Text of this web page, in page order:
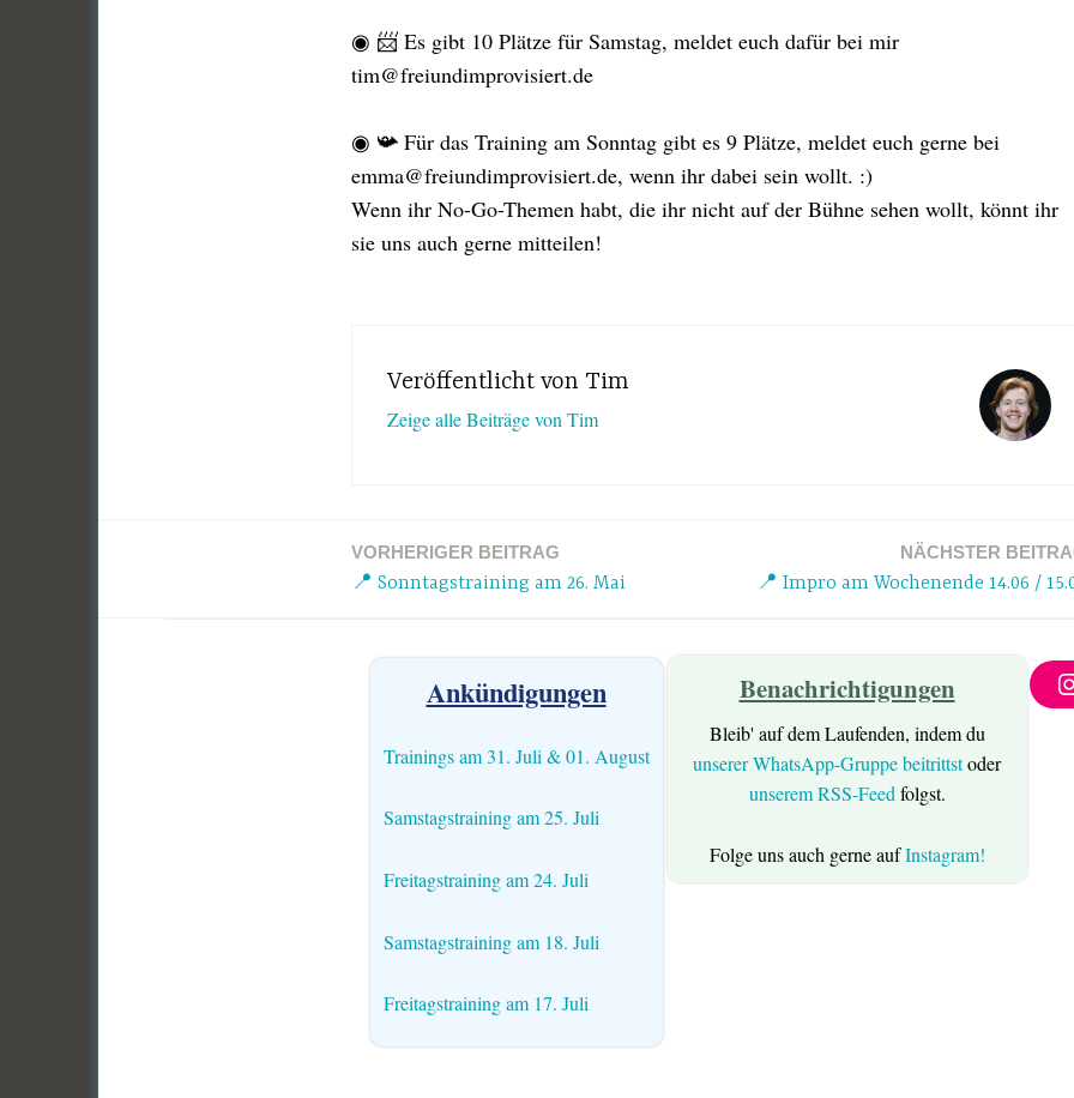
◉ 📨 Es gibt 10 Plätze für Samstag, meldet euch dafür bei mir
tim@freiundimprovisiert.de
◉ 📯 Für das Training am Sonntag gibt es 9 Plätze, meldet euch gerne bei
emma@freiundimprovisiert.de, wenn ihr dabei sein wollt. :)
Wenn ihr No-Go-Themen habt, die ihr nicht auf der Bühne sehen wollt, könnt ihr
sie uns auch gerne mitteilen!
Veröffentlicht von Tim
Zeige alle Beiträge von Tim
BeitragsnavigationVORHERIGER BEITRAG
📍 Sonntagstraining am 26. Mai
NÄCHSTER
📍 Impro am Wochenende 14.06 /
Ankündigungen
Trainings am 31. Juli & 01. August
Samstagstraining am 25. Juli
Freitagstraining am 24. Juli
Samstagstraining am 18. Juli
Freitagstraining am 17. Juli
Benachrichtigungen
Bleib' auf dem Laufenden, indem du
unserer WhatsApp-Gruppe beitrittstoder
unserem RSS-Feedfolgst.
Folge uns auch gerne aufInstagram!